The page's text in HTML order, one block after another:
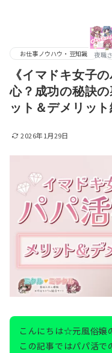
夜職
お仕事ノウハウ・豆知識
《イマドキ女子
心？成功の秘訣
ット＆デメリット
2026年1月29日
こんにちは☆元風俗嬢
この記事ではパパ活で